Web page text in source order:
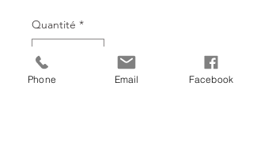
Quantité *
Phone Email Facebook